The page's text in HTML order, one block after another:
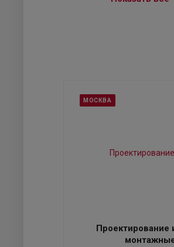
МОСКВА
Проектирование